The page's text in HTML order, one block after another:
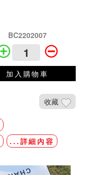
BC2202007
加入購物車
收藏
...詳細內容